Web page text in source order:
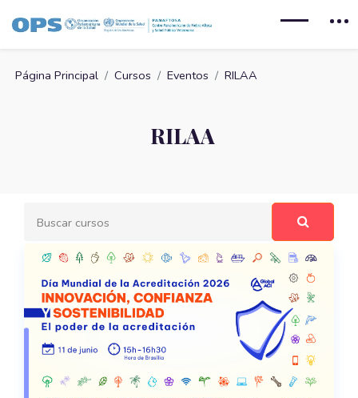
Página Principal Cursos Eventos RILAA
RILAA
Buscar